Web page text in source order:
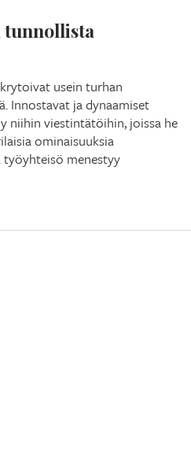
tunnollista
usein turhan
Innostavat ja dynaamiset
niihin viestintätöihin, joissa he
ominaisuuksia
menestyy